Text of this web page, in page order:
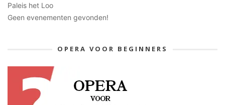
Paleis het Loo
Geen evenementen gevonden!
OPERA VOOR BEGINNERS